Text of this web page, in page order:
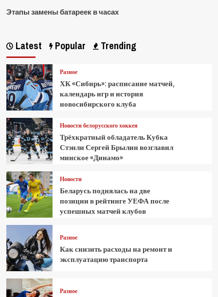
Этапы замены батареек в часах
Latest Popular Trending
Разное
ХК «Сибирь»: расписание матчей,
календарь игр и история
новосибирского клуба
Новости белорусского хоккея
Трёхкратный обладатель Кубка
Стэнли Сергей Брылин возглавил
минское «Динамо»
Новости
Беларусь поднялась на две
позиции в рейтинге УЕФА после
успешных матчей клубов
Разное
Как снизить расходы на ремонт и
эксплуатацию транспорта
Разное